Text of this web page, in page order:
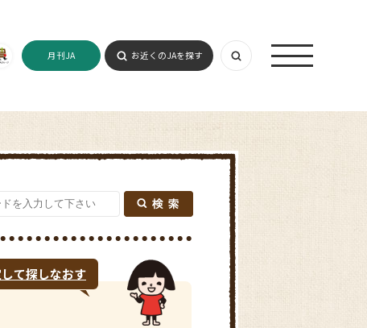
月刊JA お近くのJAを探す
て探しなおす